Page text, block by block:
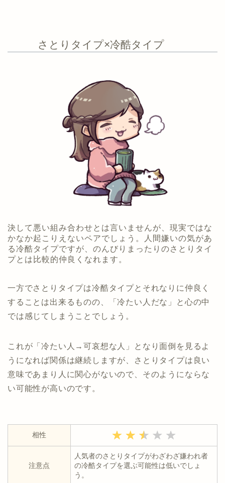
さとりタイプ×冷酷タイプ
決して悪い組み合わせとは言いませんが、現実ではな
かなか起こりえないペアでしょう。人間嫌いの気があ
る冷酷タイプですが、のんびりまったりのさとりタイ
プとは比較的仲良くなれます。
一方でさとりタイプは冷酷タイプとそれなりに仲良く
することは出来るものの、「冷たい人だな」と心の中
では感じてしまうことでしょう。
これが「冷たい人→可哀想な人」となり面倒を見るよ
うになれば関係は継続しますが、さとりタイプは良い
意味であまり人に関心がないので、そのようにならな
い可能性が高いのです。
相性
注意点
人気者のさとりタイプがわざわざ嫌われ者
の冷酷タイプを選ぶ可能性は低いでしょ
う。